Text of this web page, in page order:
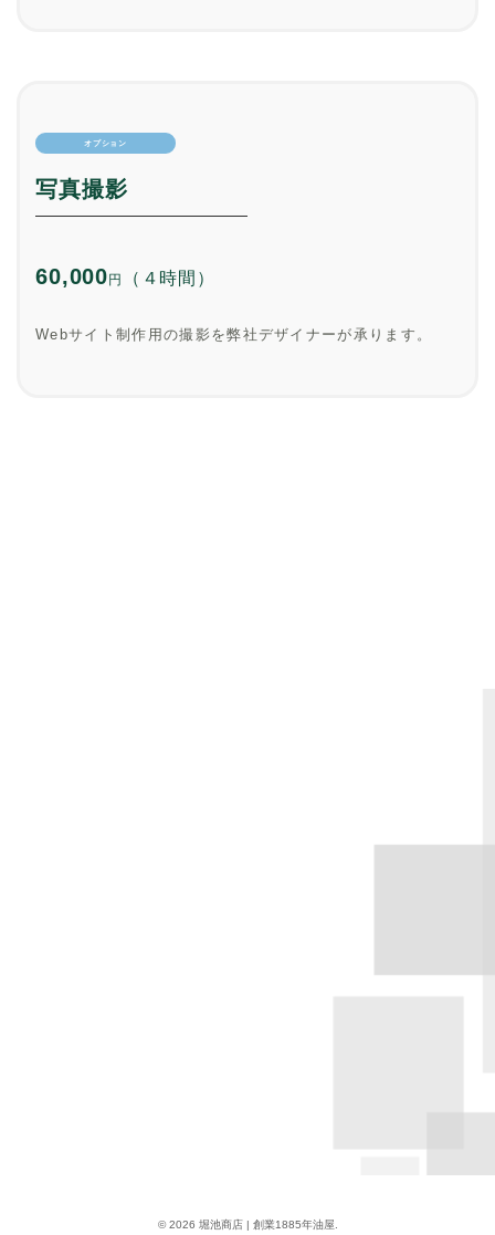
オプション
写真撮影
60,000円 （４時間）
Webサイト制作用の撮影を弊社デザイナーが承ります。
© 2026 堀池商店 | 創業1885年油屋.